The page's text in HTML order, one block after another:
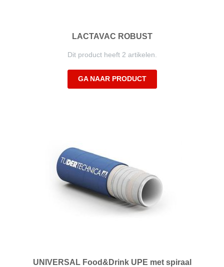
LACTAVAC ROBUST
Dit product heeft 2 artikelen.
GA NAAR PRODUCT
UNIVERSAL Food&Drink UPE met spiraal